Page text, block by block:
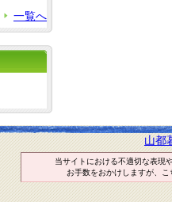
一覧へ
山都
当サイトにおける不適切な表現
お手数をおかけしますが、こ